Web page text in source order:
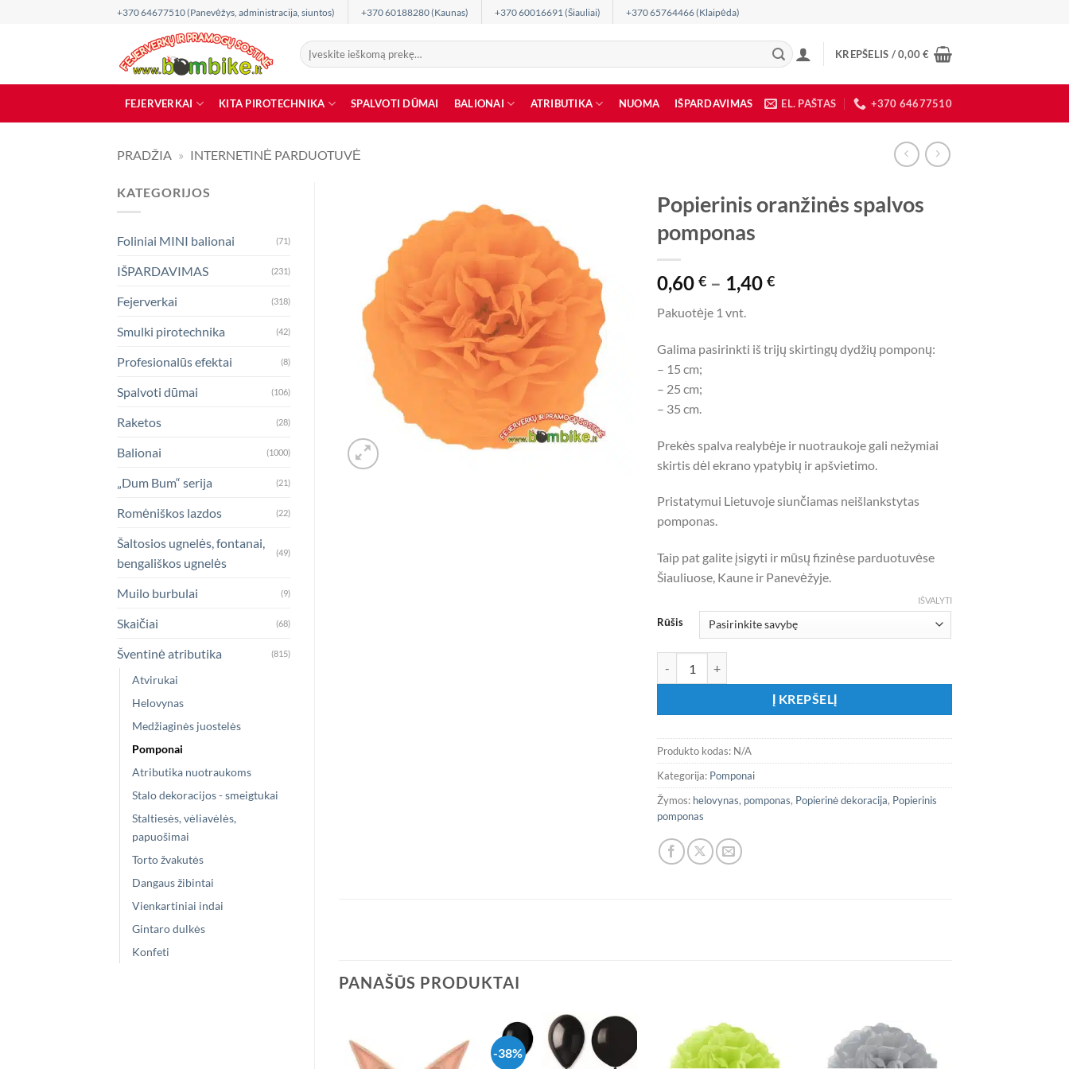
+370 64677510 (Panevėžys, administracija, siuntos) +370 60188280 (Kaunas) +370 60016691 (Šiauliai) +370 65764466 (Klaipėda)
Ieškoti:
KREPŠELIS /0,00€
FEJERVERKAI KITA PIROTECHNIKA SPALVOTI DŪMAI BALIONAI ATRIBUTIKA NUOMA IŠPARDAVIMAS EL. PAŠTAS +370 64677510
PRADŽIA » INTERNETINĖ PARDUOTUVĖ
KATEGORIJOS
Foliniai MINI balionai (71)
IŠPARDAVIMAS (231)
Fejerverkai (318)
Smulki pirotechnika (42)
Profesionalūs efektai (8)
Spalvoti dūmai (106)
Raketos (28)
Balionai (1000)
„Dum Bum“ serija (21)
Romėniškos lazdos (22)
Šaltosios ugnelės, fontanai,
bengališkos ugnelės
(49)
Muilo burbulai (9)
Skaičiai (68)
Šventinė atributika (815)
Atvirukai
Helovynas
Medžiaginės juostelės
Pomponai
Atributika nuotraukoms
Stalo dekoracijos - smeigtukai
Staltiesės, vėliavėlės,
papuošimai
Torto žvakutės
Dangaus žibintai
Vienkartiniai indai
Gintaro dulkės
Konfeti
Popierinis oranžinės spalvos
pomponas
0,60€ – 1,40€Price
through
1,40 €
Pakuotėje 1 vnt.
Galima pasirinkti iš trijų skirtingų dydžių pomponų:
– 15 cm;
– 25 cm;
– 35 cm.
Prekės spalva realybėje ir nuotraukoje gali nežymiai
skirtis dėl ekrano ypatybių ir apšvietimo.
Pristatymui Lietuvoje siunčiamas neišlankstytas
pomponas.
Taip pat galite įsigyti ir mūsų fizinėse parduotuvėse
Šiauliuose, Kaune ir Panevėžyje.
Rūšis
IŠVALYTI
Į KREPŠELĮ
Produkto kodas: N/A
Kategorija: Pomponai
Žymos: helovynas, pomponas, Popierinė dekoracija, Popierinis
pomponas
PANAŠŪS PRODUKTAI
-38%